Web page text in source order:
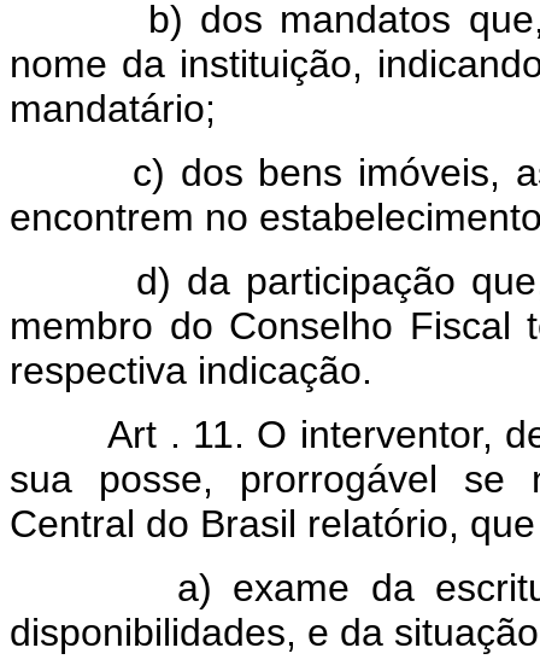
b) dos mandatos que,
nome da instituição,
mandatário;
c) dos bens imóveis,
encontrem no
d) da participação que,
membro do Conselho Fiscal
respectiva indicação.
Art . 11. O interventor,
sua posse, prorrogável se
Central do Brasil relatório,
a) exame da
disponibilidades, e da